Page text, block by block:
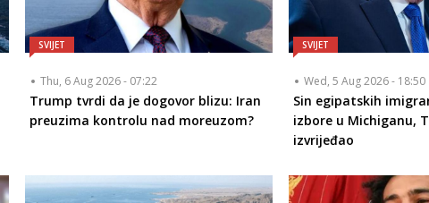
SVIJET
Thu, 6 Aug 2026 - 07:22
Trump tvrdi da je dogovor blizu: Iran
preuzima kontrolu nad moreuzom?
SVIJET
Wed, 5 Aug 2026 - 18:50
Sin egipatskih
izbore u Michiganu,
izvrijeđao